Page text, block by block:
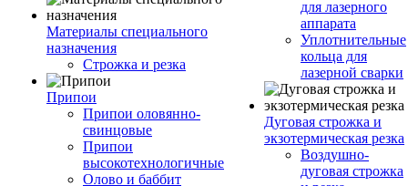
Материалы специального
назначения
Строжка и резка
Припои
Припои оловянно-
свинцовые
Припои
высокотехнологичные
Олово и баббит
для лазерного
аппарата
Уплотнительные
кольца для
лазерной сварки
Дуговая строжка и
экзотермическая резка
Воздушно-
дуговая строжка